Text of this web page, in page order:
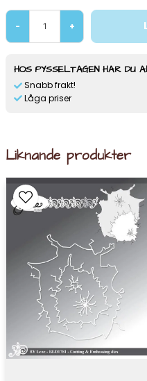
- +
HOS PYSSELTAGEN HAR DU
Snabb frakt!
Låga priser
Liknande produkter